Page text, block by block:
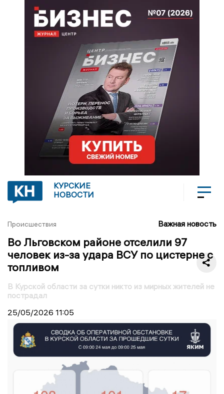
КУРСКИЕ
НОВОСТИ
Происшествия Важная новость
Во Льговском районе отселили 97
человек из-за удара ВСУ по цистерне с
топливом
В Курской области за сутки никто из мирных жителей не
пострадал
25/05/2026 11:05